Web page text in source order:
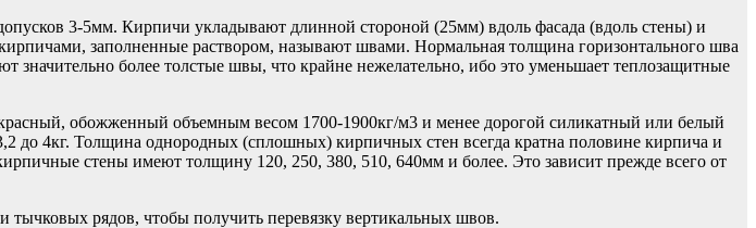
3-5мм. Кирпичи укладывают длинной стороной (25мм) вдоль фасада (вдоль стены) и
заполненные раствором, называют швами. Нормальная толщина горизонтального шва
более толстые швы, что крайне нежелательно, ибо это уменьшает теплозащитные
обожженный объемным весом 1700-1900кг/м3 и менее дорогой силикатный или белый
до 4кг. Толщина однородных (сплошных) кирпичных стен всегда кратна половине кирпича и
стены имеют толщину 120, 250, 380, 510, 640мм и более. Это зависит прежде всего от
рядов, чтобы получить перевязку вертикальных швов.